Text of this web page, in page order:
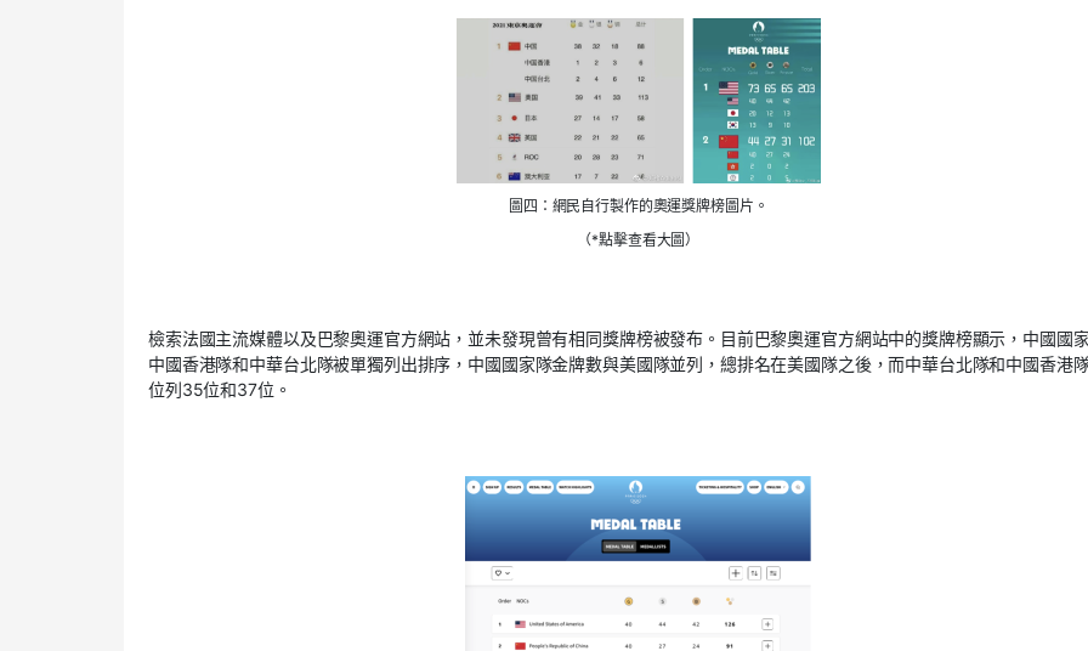
圖四：網民自行製作的奧運獎牌榜圖片。
（*點擊查看大圖）
檢索法國主流媒體以及巴黎奧運官方網站，並未發現曾有相同獎牌榜被發布。目前巴黎奧運官方網站中的獎牌榜顯示，中國國
中國香港隊和中華台北隊被單獨列出排序，中國國家隊金牌數與美國隊並列，總排名在美國隊之後，而中華台北隊和中國香港
位列35位和37位。